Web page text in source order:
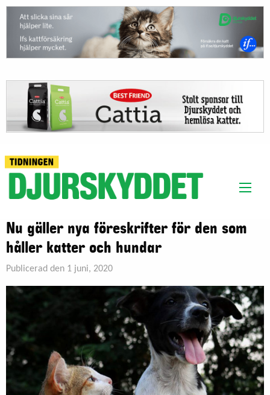
Nu gäller nya föreskrifter för den som
håller katter och hundar
Publicerad den 1 juni, 2020